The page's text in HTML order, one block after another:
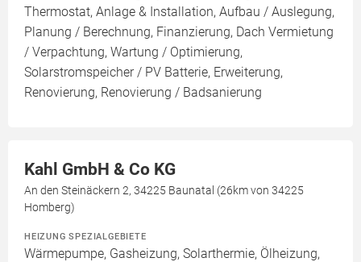
Thermostat, Anlage & Installation, Aufbau / Auslegung,
Planung / Berechnung, Finanzierung, Dach Vermietung
/ Verpachtung, Wartung / Optimierung,
Solarstromspeicher / PV Batterie, Erweiterung,
Renovierung, Renovierung / Badsanierung
Kahl GmbH & Co KG
An den Steinäckern 2, 34225 Baunatal (26km von 34225
Homberg)
HEIZUNG SPEZIALGEBIETE
Wärmepumpe, Gasheizung, Solarthermie, Ölheizung,